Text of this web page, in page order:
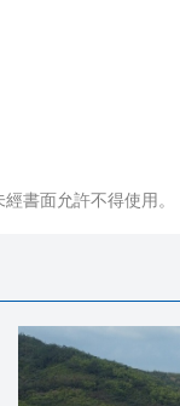
書面允許不得使用。